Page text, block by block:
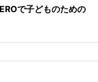
で子どものための